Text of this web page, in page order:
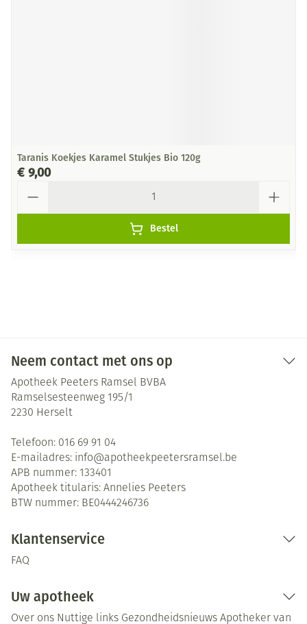
Taranis Koekjes Karamel Stukjes Bio 120g
€ 9,00
Bestel
Neem contact met ons op
Apotheek Peeters Ramsel BVBA
Ramselsesteenweg 195/1
2230 Herselt
Telefoon: 016 69 91 04
E-mailadres: info@apotheekpeetersramsel.be
APB nummer: 133401
Apotheek titularis: Annelies Peeters
BTW nummer: BE0444246736
Klantenservice
FAQ
Uw apotheek
Over ons Nuttige links Gezondheidsnieuws Apotheker van